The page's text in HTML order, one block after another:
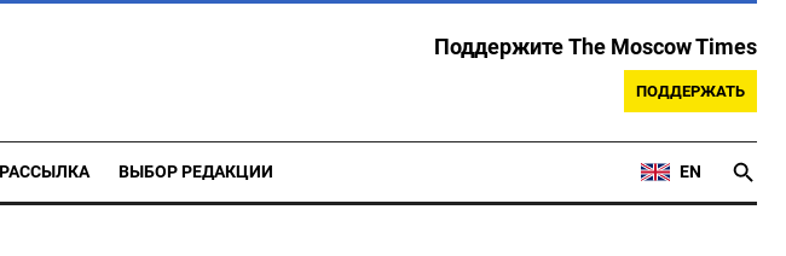
Поддержите The Moscow Times
ПОДДЕРЖАТЬ
РАССЫЛКА ВЫБОР РЕДАКЦИИ EN